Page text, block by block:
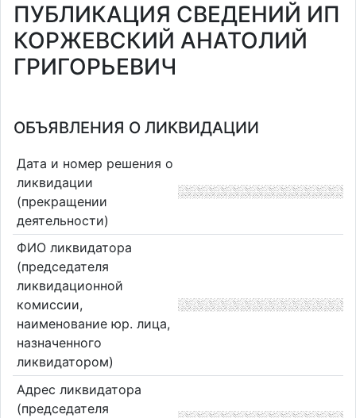
ПУБЛИКАЦИЯ СВЕДЕНИЙ ИП
КОРЖЕВСКИЙ АНАТОЛИЙ
ГРИГОРЬЕВИЧ
ОБЪЯВЛЕНИЯ О ЛИКВИДАЦИИ
Дата и номер решения о
ликвидации
(прекращении
деятельности)
ФИО ликвидатора
(председателя
ликвидационной
комиссии,
наименование юр. лица,
назначенного
ликвидатором)
Адрес ликвидатора
(председателя